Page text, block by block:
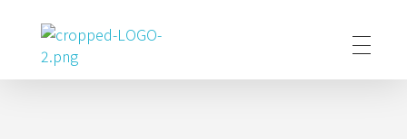
Poder Agropecuario